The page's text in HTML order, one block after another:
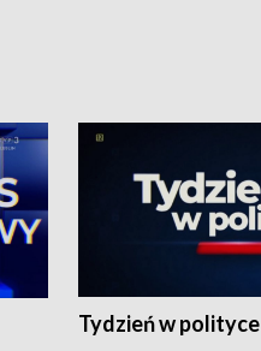
Tydzień w polityce